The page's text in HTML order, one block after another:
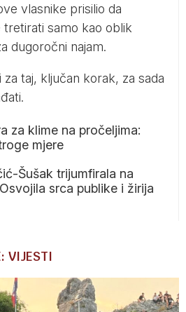
vlasnike prisilio da
samo kao oblik
dugoročni najam.
taj, ključan korak, za sada
za klime na pročeljima:
mjere
Šušak trijumfirala na
srca publike i žirija
VIJESTI